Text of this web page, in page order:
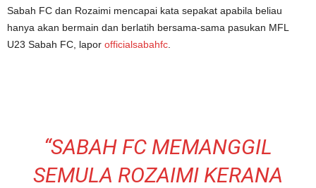
Sabah FC dan Rozaimi mencapai kata sepakat apabila beliau
hanya akan bermain dan berlatih bersama-sama pasukan MFL
U23 Sabah FC, lapor officialsabahfc
“SABAH FC MEMANGGIL
SEMULA ROZAIMI KERANA